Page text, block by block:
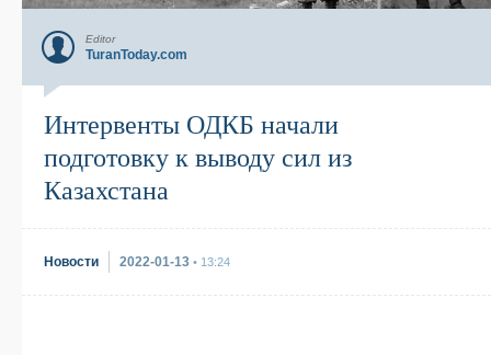
Editor
TuranToday.com
Интервенты ОДКБ начали
подготовку к выводу сил из
Казахстана
Новости 2022-01-13 • 13:24